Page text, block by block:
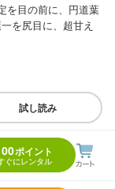
を目の前に、円道葉
を尻目に、超甘え
試し読み
ポイント
ぐにレンタル